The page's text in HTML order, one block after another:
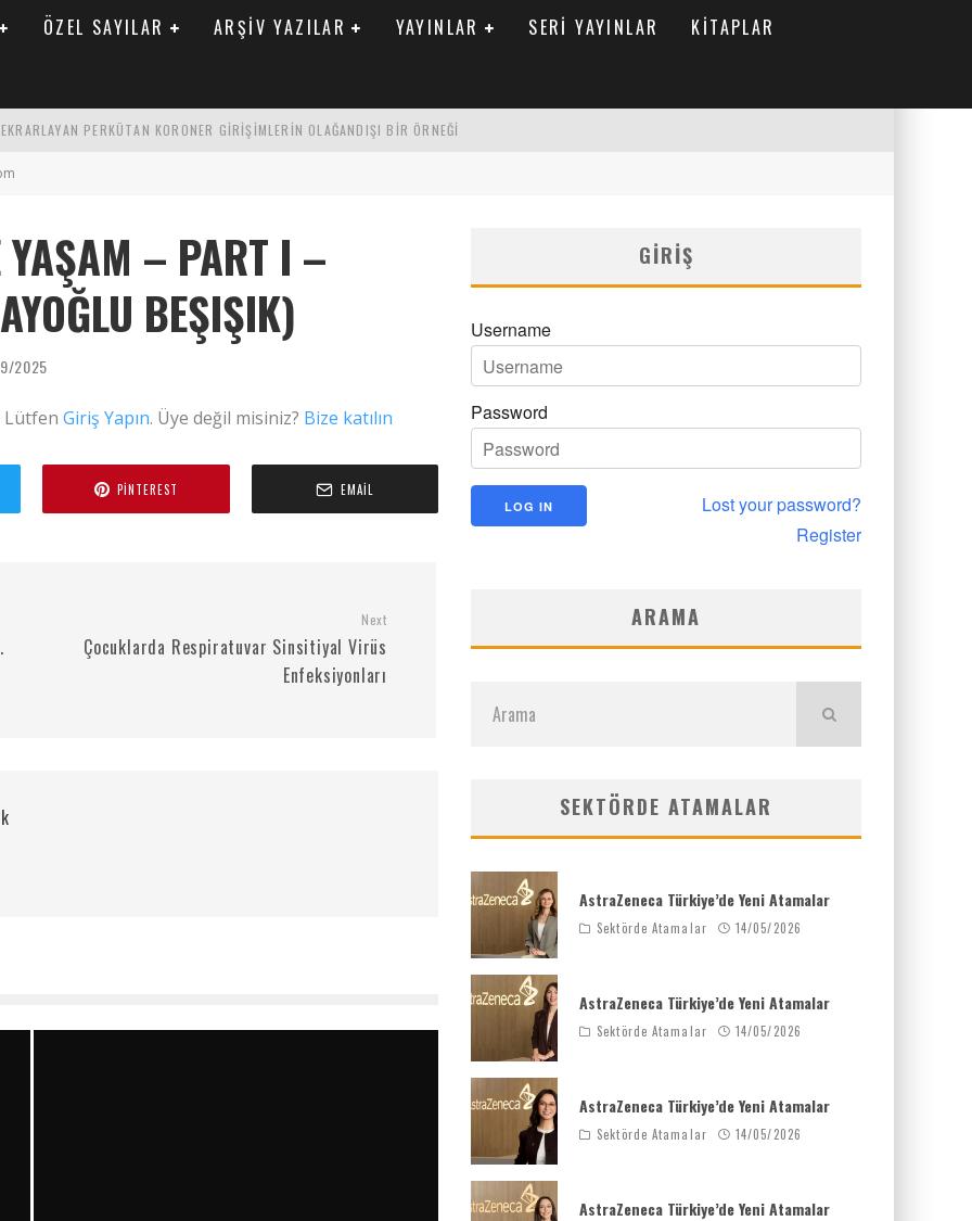
ÖZEL SAYILAR ARŞIV YAZILAR YAYINLAR SERI YAYINLAR KITAPLAR
PERKÜTAN KORONER GIRIŞIMLERIN OLAĞANDIŞI BIR ÖRNEĞI
TRIGLISERID/HDL ORANININ DEĞERLENDIRILMESI
YAŞAM – PART I –
BEŞIŞIK)
2025
Lütfen Giriş Yapın. Üye değil misiniz? Bize katılın
PINTEREST EMAIL
Next
Çocuklarda Respiratuvar Sinsitiyal Virüs
Enfeksiyonları
GIRIŞ
Username
Password
Lost your password?
Register
ARAMA
SEKTÖRDE ATAMALAR
AstraZeneca Türkiye’de Yeni Atamalar
Sektörde Atamalar 14/05/2026
AstraZeneca Türkiye’de Yeni Atamalar
Sektörde Atamalar 14/05/2026
AstraZeneca Türkiye’de Yeni Atamalar
Sektörde Atamalar 14/05/2026
AstraZeneca Türkiye’de Yeni Atamalar